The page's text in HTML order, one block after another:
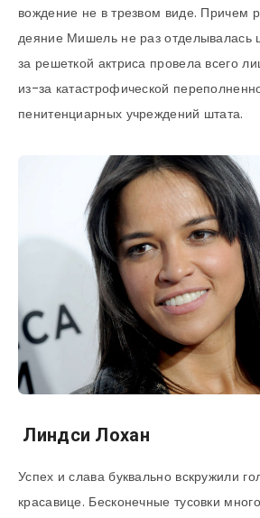
вождение не в трезвом виде. Причем
деяние Мишель не раз
за решеткой актриса провела всего
из-за катастрофической
пенитенциарных учреждений штата.
Линдси Лохан
Успех и слава буквально вскружили
красавице. Бесконечные тусовки